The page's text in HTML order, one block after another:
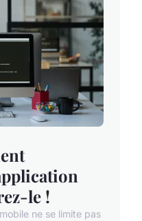
le !
ne se limite pas